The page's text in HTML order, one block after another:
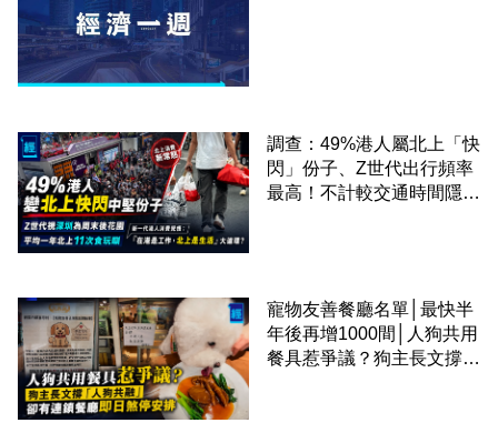
調查：49%港人屬北上「快
閃」份子、Z世代出行頻率
最高！不計較交通時間隱形
寵物友善餐廳名單│最快半
年後再增1000間│人狗共用
餐具惹爭議？狗主長文撐